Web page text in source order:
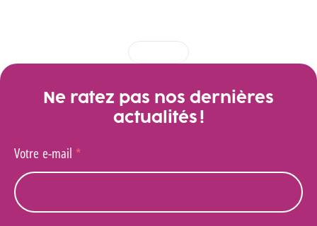
1 2 3 4
Ne ratez pas nos dernières
actualités !
Votre e-mail *